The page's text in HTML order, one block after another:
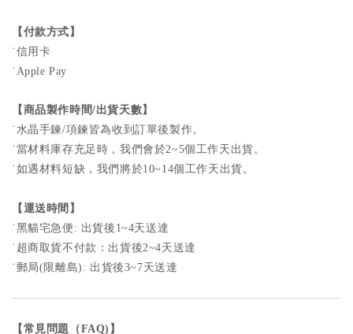
【付款方式】
˙信用卡
˙Apple Pay
【商品製作時間/出貨天數】
˙水晶手鍊/項鍊皆為收到訂單後製作。
˙ 當材料庫存充足時，我們會於2~5個工作天出貨。
˙如遇材料短缺，我們將於10~14個工作天出貨。
【運送時間】
˙黑貓宅急便: 出貨後1~4天送達
˙超商取貨不付款：出貨後2~4天送達
˙郵局(限離島): 出貨後3~7天送達
【 常見問題 （FAQ) 】